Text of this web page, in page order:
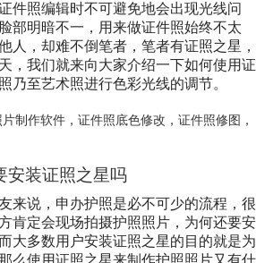
件照编辑时不可避免地会出现光线问
部明暗不一，用来做证件照始终不太
人，却难不倒笔者，笔者有证照之星，
，我们就来向大家介绍一下如何使用证
乃至艺术照进行色彩光线的调节。
制作软件， 证件照底色修改 ， 证件照修图 ，
安装证照之星吗
来说，申办护照是必不可少的流程，很
肯定会现场拍摄护照照片，为何还要安
大多数用户安装证照之星的目的就是为